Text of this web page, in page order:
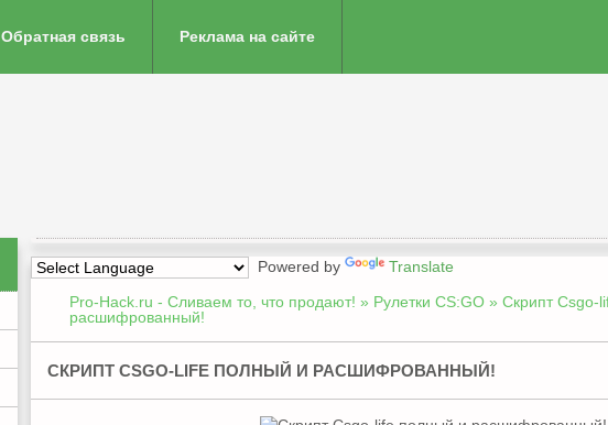
Обратная связь Реклама на сайте
Powered by Translate
Pro-Hack.ru - Сливаем то, что продают! » Рулетки CS:GO » Скрипт Csgo-
расшифрованный!
СКРИПТ CSGO-LIFE ПОЛНЫЙ И РАСШИФРОВАННЫЙ!